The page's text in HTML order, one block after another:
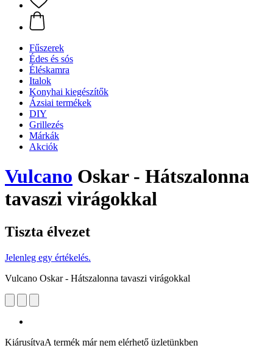
Fűszerek
Édes és sós
Éléskamra
Italok
Konyhai kiegészítők
Ázsiai termékek
DIY
Grillezés
Márkák
Akciók
Vulcano Oskar - Hátszalonna
tavaszi virágokkal
Tiszta élvezet
Jelenleg egy értékelés.
Vulcano Oskar - Hátszalonna tavaszi virágokkal
KiárusítvaA termék már nem elérhető üzletünkben